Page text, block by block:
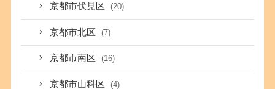
京都市伏見区 (20)
京都市北区 (7)
京都市南区 (16)
京都市山科区 (4)